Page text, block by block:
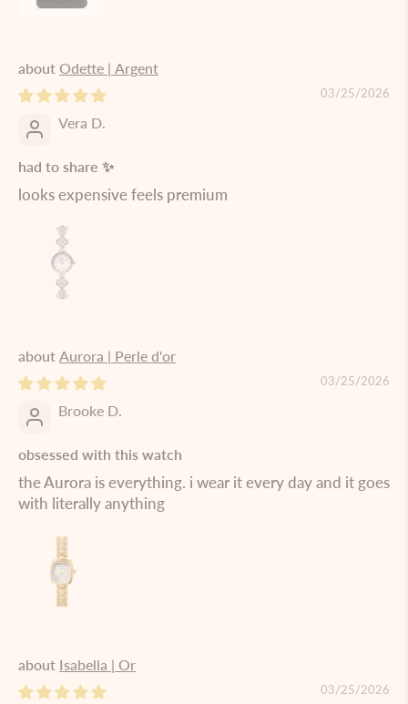
Odette | Argent
03/25/2026
Vera D.
had to share ✨
looks expensive feels premium
Aurora | Perle d'or
03/25/2026
Brooke D.
obsessed with this watch
the Aurora is everything. i wear it every day and it goes
with literally anything
Isabella | Or
03/25/2026